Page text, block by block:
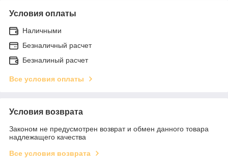
Условия оплаты
Наличными
Безналичный расчет
Безналиный расчет
Все условия оплаты
Условия возврата
Законом не предусмотрен возврат и обмен данного товара
надлежащего качества
Все условия возврата